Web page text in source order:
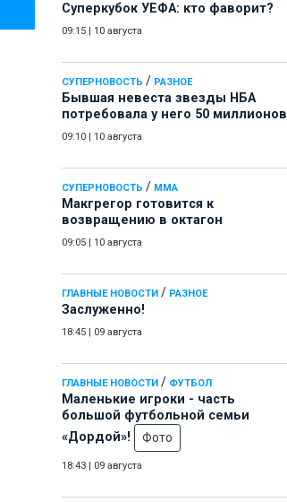
Суперкубок УЕФА: кто фаворит?
09:15 10 августа
СУПЕРНОВОСТЬ / РАЗНОЕ
Бывшая невеста звезды НБА
потребовала у него 50 миллионов
09:10 10 августа
СУПЕРНОВОСТЬ / ММА
Макгрегор готовится к
возвращению в октагон
09:05 10 августа
ГЛАВНЫЕ НОВОСТИ / РАЗНОЕ
Заслуженно!
18:45 09 августа
ГЛАВНЫЕ НОВОСТИ / ФУТБОЛ
Маленькие игроки - часть
большой футбольной семьи
«Дордой»!
Фото
18:43 09 августа